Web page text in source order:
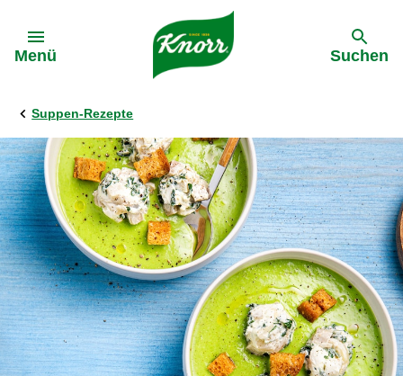
Menü Suchen
Suppen-Rezepte